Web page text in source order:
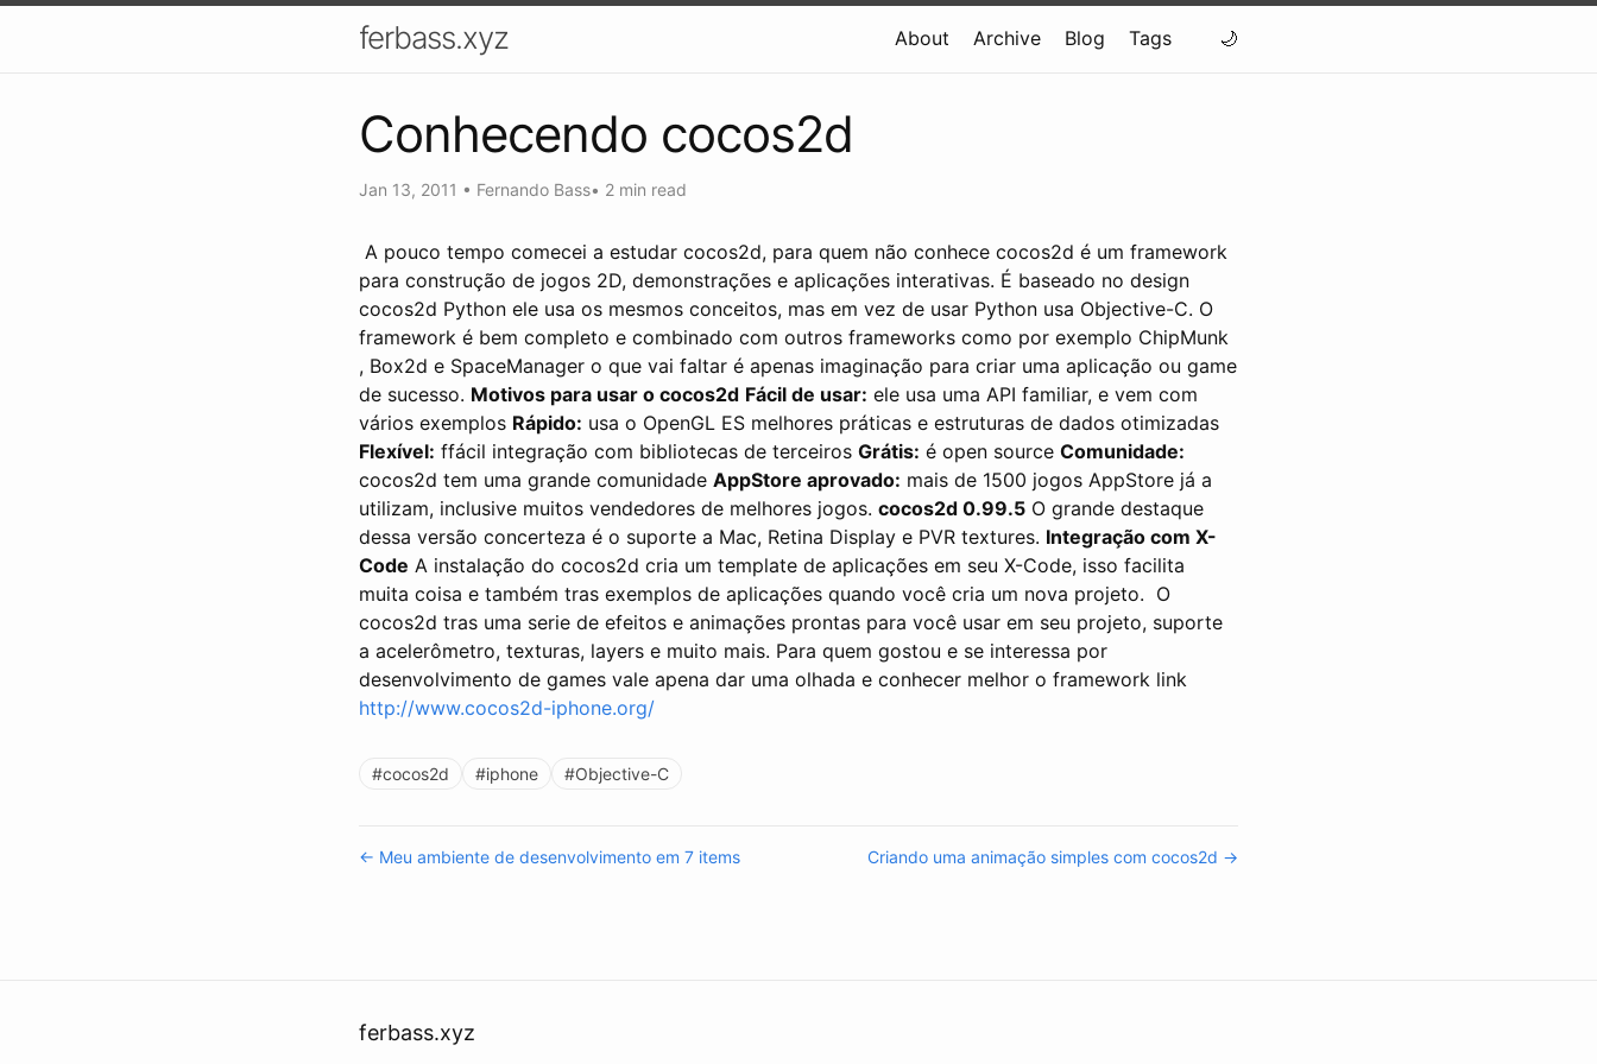
ferbass.xyz About Archive Blog Tags
Conhecendo cocos2d
Jan 13, 2011 • Fernando Bass• 2 min read
A pouco tempo comecei a estudar cocos2d, para quem não conhece cocos2d é um framework
para construção de jogos 2D, demonstrações e aplicações interativas. É baseado no design
cocos2d Python ele usa os mesmos conceitos, mas em vez de usar Python usa Objective-C. O
framework é bem completo e combinado com outros frameworks como por exemplo ChipMunk
, Box2d e SpaceManager o que vai faltar é apenas imaginação para criar uma aplicação ou game
de sucesso. Motivos para usar o cocos2d Fácil de usar: ele usa uma API familiar, e vem com
vários exemplos Rápido: usa o OpenGL ES melhores práticas e estruturas de dados otimizadas
Flexível: ffácil integração com bibliotecas de terceiros Grátis: é open source Comunidade:
cocos2d tem uma grande comunidade AppStore aprovado: mais de 1500 jogos AppStore já a
utilizam, inclusive muitos vendedores de melhores jogos. cocos2d 0.99.5 O grande destaque
dessa versão concerteza é o suporte a Mac, Retina Display e PVR textures. Integração com X-
Code A instalação do cocos2d cria um template de aplicações em seu X-Code, isso facilita
muita coisa e também tras exemplos de aplicações quando você cria um nova projeto. O
cocos2d tras uma serie de efeitos e animações prontas para você usar em seu projeto, suporte
a acelerômetro, texturas, layers e muito mais. Para quem gostou e se interessa por
desenvolvimento de games vale apena dar uma olhada e conhecer melhor o framework link
http://www.cocos2d-iphone.org/
#cocos2d #iphone #Objective-C
← Meu ambiente de desenvolvimento em 7 items Criando uma animação simples com cocos2d →
ferbass.xyz